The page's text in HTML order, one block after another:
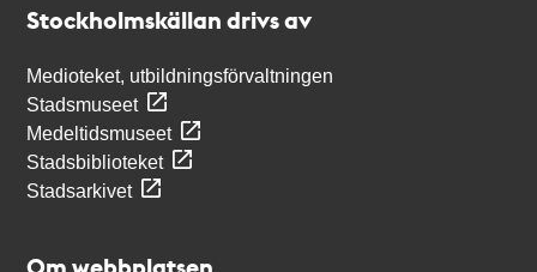
Stockholmskällan drivs av
Medioteket, utbildningsförvaltningen
Stadsmuseet
Medeltidsmuseet
Stadsbiblioteket
Stadsarkivet